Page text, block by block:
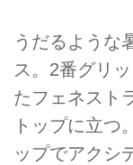
うだるような
ス。2番グリ
たフェネスト
トップに立つ
ップでアクシ